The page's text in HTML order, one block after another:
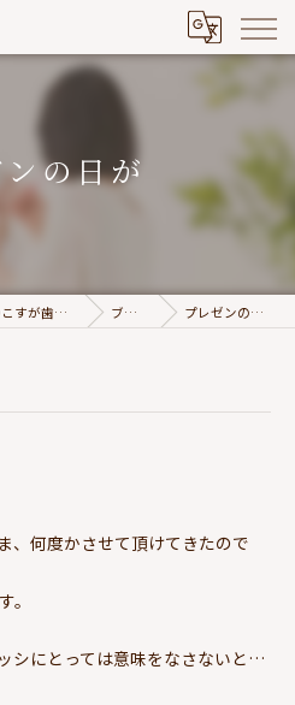
の日が
府中市の歯医者は高い志を持つこすが歯科医院 ブログ プレゼンの日が
、何度かさせて頂けてきたので
。
シにとっては意味をなさないと…